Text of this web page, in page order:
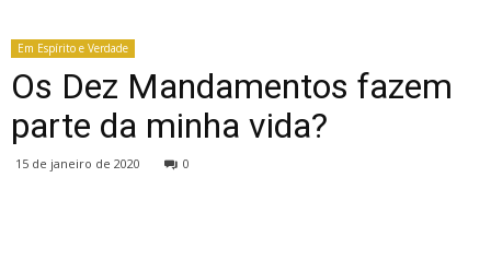
Em Espírito e Verdade
Os Dez Mandamentos fazem
parte da minha vida?
15 de janeiro de 2020 0